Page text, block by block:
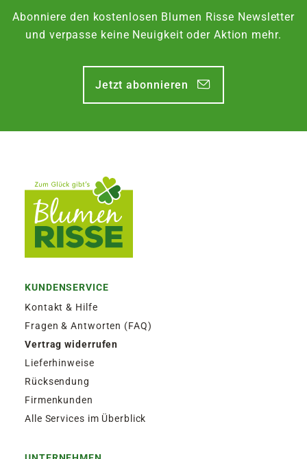
Abonniere den kostenlosen Blumen Risse Newsletter
und verpasse keine Neuigkeit oder Aktion mehr.
Jetzt abonnieren
KUNDENSERVICE
Kontakt & Hilfe
Fragen & Antworten (FAQ)
Vertrag widerrufen
Lieferhinweise
Rücksendung
Firmenkunden
Alle Services im Überblick